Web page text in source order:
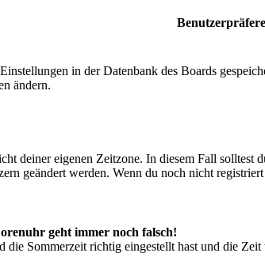
in der Datenbank des Boards
ändern.
deiner eigenen Zeitzone. In diesem Fall
geändert werden. Wenn du noch nicht
geht immer noch falsch!
die Sommerzeit richtig eingestellt hast und die